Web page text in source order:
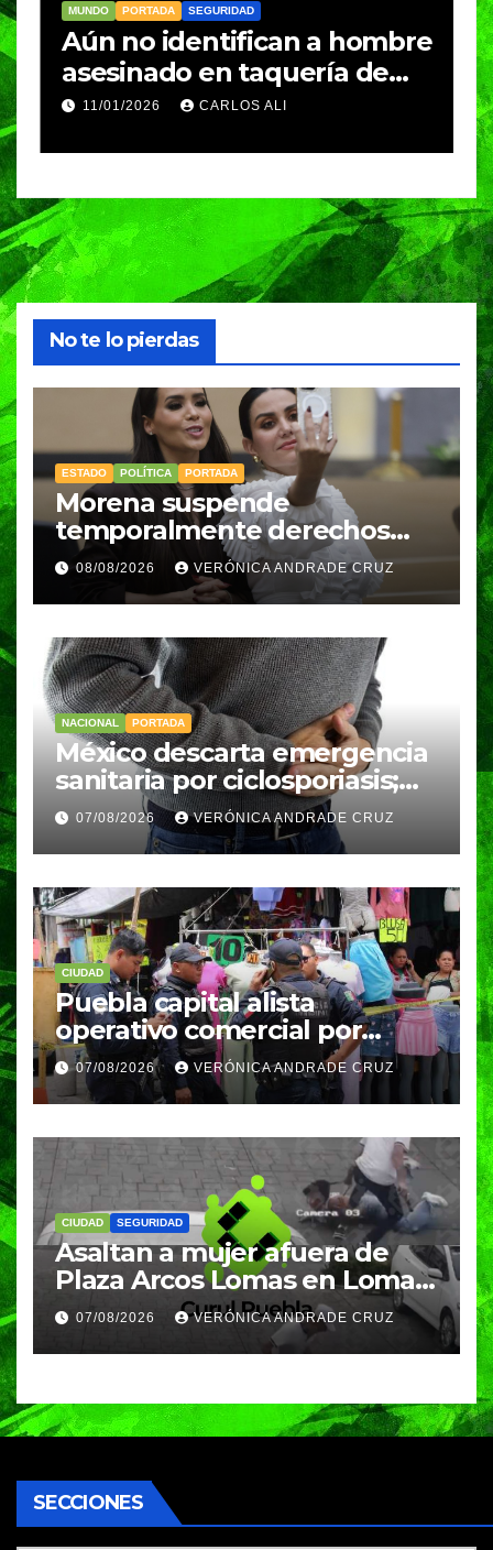
MUNDO PORTADA SEGURIDAD
Aún no identifican a hombre
asesinado en taquería de
Amozoc
11/01/2026 CARLOS ALI
No te lo pierdas
ESTADO POLÍTICA PORTADA
Morena suspende
temporalmente derechos
partidarios de Nayeli Salvatori
y Graciela Palomares
08/08/2026 VERÓNICA ANDRADE CRUZ
NACIONAL PORTADA
México descarta emergencia
sanitaria por ciclosporiasis;
reportan 33 casos en dos
meses
07/08/2026 VERÓNICA ANDRADE CRUZ
CIUDAD
Puebla capital alista
operativo comercial por
fiestas patrias y regreso a
clases
07/08/2026 VERÓNICA ANDRADE CRUZ
CIUDAD SEGURIDAD
Asaltan a mujer afuera de
Plaza Arcos Lomas en Lomas
de Angelópolis; delincuentes
huyeron en auto
07/08/2026 VERÓNICA ANDRADE CRUZ
SECCIONES